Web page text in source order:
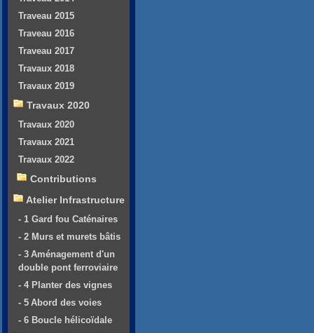
Traveau 2015
Traveau 2016
Traveau 2017
Travaux 2018
Travaux 2019
Travaux 2020
Travaux 2020
Travaux 2021
Travaux 2022
Contributions
Atelier Infrastructure
- 1 Gard fou Caténaires
- 2 Murs et murets bâtis
- 3 Aménagement d'un
double pont ferroviaire
- 4 Planter des vignes
- 5 Abord des voies
- 6 Boucle hélicoïdale